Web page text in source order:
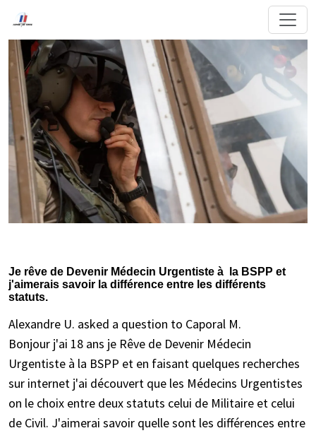
Je rêve de Devenir Médecin Urgentiste à la BSPP et
j'aimerais savoir la différence entre les différents
statuts.
Alexandre U. asked a question to Caporal M.
Bonjour j'ai 18 ans je Rêve de Devenir Médecin
Urgentiste à la BSPP et en faisant quelques recherches
sur internet j'ai découvert que les Médecins Urgentistes
on le choix entre deux statuts celui de Militaire et celui
de Civil. J'aimerai savoir quelle sont les différences entre